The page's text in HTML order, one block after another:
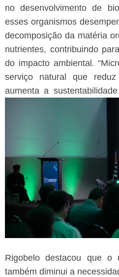
no desenvolvimento de
esses organismos
decomposição da matéria
nutrientes, contribuindo
do impacto ambiental.
serviço natural que
aumenta a
Rigobelo destacou que o
também diminui a